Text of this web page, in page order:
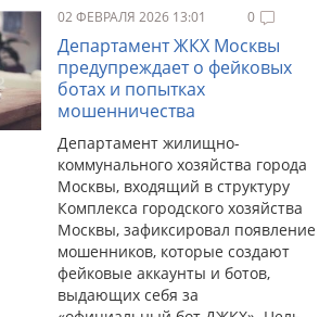
02 ФЕВРАЛЯ 2026 13:01 0
Департамент ЖКХ Москвы
предупреждает о фейковых
ботах и попытках
мошенничества
Департамент жилищно-
коммунального хозяйства города
Москвы, входящий в структуру
Комплекса городского хозяйства
Москвы, зафиксировал появление
мошенников, которые создают
фейковые аккаунты и ботов,
выдающих себя за